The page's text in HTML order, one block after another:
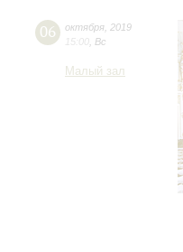
06 октября 2019
15:00 Вс
Малый зал